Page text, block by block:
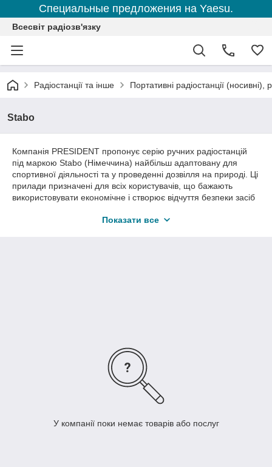
Специальные предложения на Yaesu.
Всесвіт радіозв'язку
Радіостанції та інше Портативні радіостанції (носивні),
Stabo
Компанія PRESIDENT пропонує серію ручних радіостанцій
під маркою Stabo (Німеччина) найбільш адаптовану для
спортивної діяльності та у проведенні дозвілля на природі. Ці
прилади призначені для всіх користувачів, що бажають
використовувати економічне і створює відчуття безпеки засіб
використання, безкоштовна зв'язок, легке і просте
Показати все
У компанії поки немає товарів або послуг